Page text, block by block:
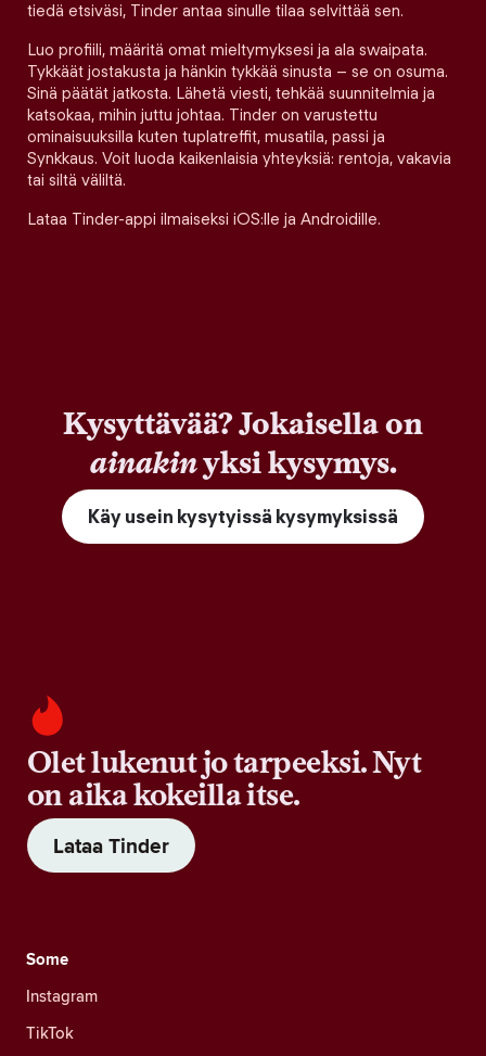
tiedä etsiväsi, Tinder antaa sinulle tilaa selvittää sen.
Luo profiili, määritä omat mieltymyksesi ja ala swaipata.
Tykkäät jostakusta ja hänkin tykkää sinusta – se on osuma.
Sinä päätät jatkosta. Lähetä viesti, tehkää suunnitelmia ja
katsokaa, mihin juttu johtaa. Tinder on varustettu
ominaisuuksilla kuten tuplatreffit, musatila, passi ja
Synkkaus. Voit luoda kaikenlaisia yhteyksiä: rentoja, vakavia
tai siltä väliltä.
Lataa Tinder-appi ilmaiseksi iOS:lle ja Androidille.
Kysyttävää? Jokaisella on
ainakinyksi kysymys.
Käy usein kysytyissä kysymyksissä
Olet lukenut jo tarpeeksi. Nyt
on aika kokeilla itse.
Lataa Tinder
Some
Instagram
TikTok